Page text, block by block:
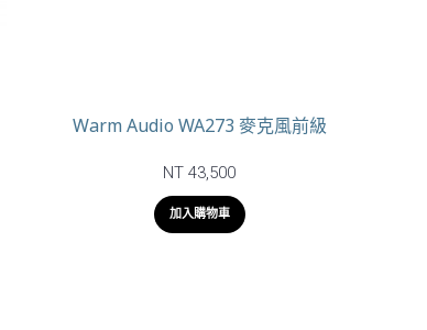
Warm Audio WA273 麥克風前級
NT 43,500
加入購物車